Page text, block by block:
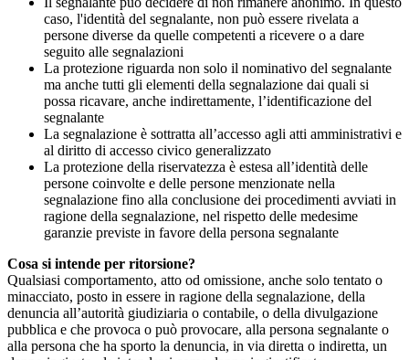
caso, l'identità del segnalante, non può essere rivelata a
persone diverse da quelle competenti a ricevere o a dare
seguito alle segnalazioni
La protezione riguarda non solo il nominativo del segnalante
ma anche tutti gli elementi della segnalazione dai quali si
possa ricavare, anche indirettamente, l’identificazione del
segnalante
La segnalazione è sottratta all’accesso agli atti amministrativi e
al diritto di accesso civico generalizzato
La protezione della riservatezza è estesa all’identità delle
persone coinvolte e delle persone menzionate nella
segnalazione fino alla conclusione dei procedimenti avviati in
ragione della segnalazione, nel rispetto delle medesime
garanzie previste in favore della persona segnalante
Cosa si intende per ritorsione?
Qualsiasi comportamento, atto od omissione, anche solo tentato o
minacciato, posto in essere in ragione della segnalazione, della
denuncia all’autorità giudiziaria o contabile, o della divulgazione
pubblica e che provoca o può provocare, alla persona segnalante o
alla persona che ha sporto la denuncia, in via diretta o indiretta, un